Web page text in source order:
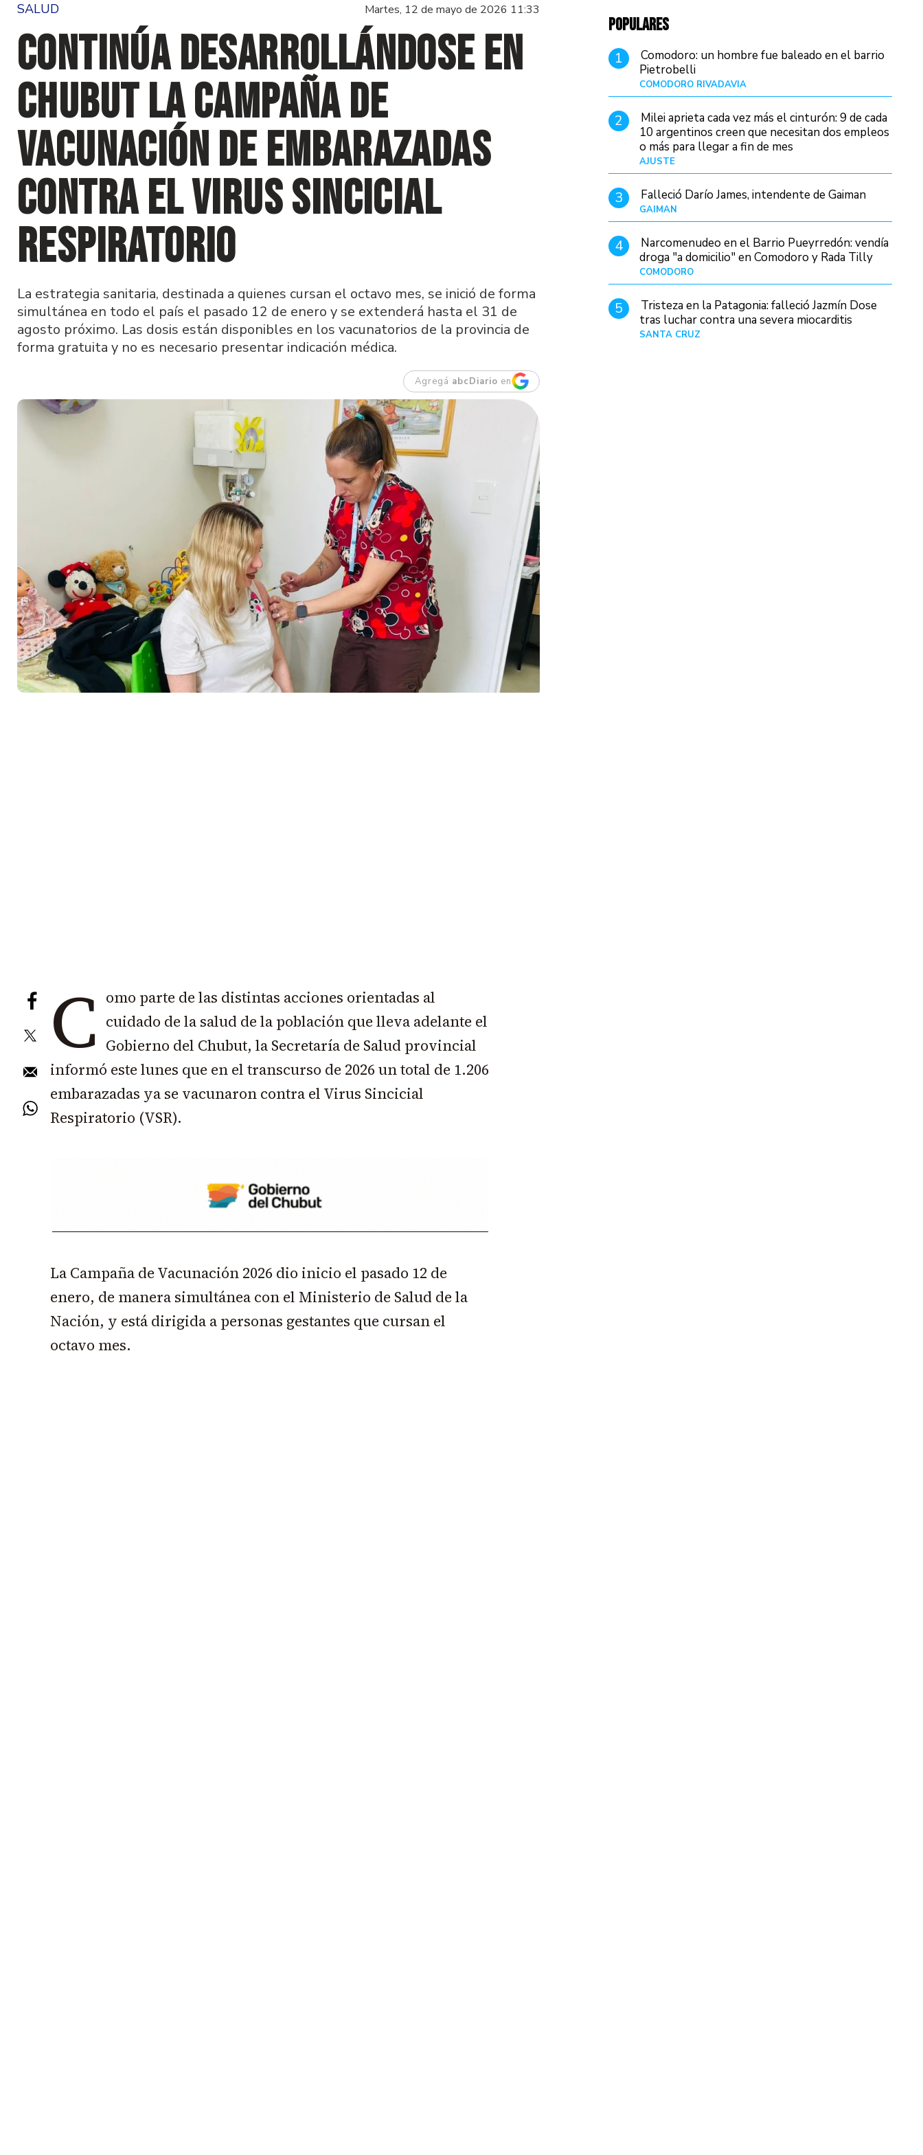
SALUD Martes, 12 de mayo de 2026 11:33
Continúa desarrollándose en
Chubut la Campaña de
Vacunación de embarazadas
contra el Virus Sincicial
Respiratorio
La estrategia sanitaria, destinada a quienes cursan el octavo mes, se inició de forma
simultánea en todo el país el pasado 12 de enero y se extenderá hasta el 31 de
agosto próximo. Las dosis están disponibles en los vacunatorios de la provincia de
forma gratuita y no es necesario presentar indicación médica.
Agregá abcDiario en
C omo parte de las distintas acciones orientadas al
cuidado de la salud de la población que lleva adelante el
Gobierno del Chubut, la Secretaría de Salud provincial
informó este lunes que en el transcurso de 2026 un total de 1.206
embarazadas ya se vacunaron contra el Virus Sincicial
Respiratorio (VSR).
La Campaña de Vacunación 2026 dio inicio el pasado 12 de
enero, de manera simultánea con el Ministerio de Salud de la
Nación, y está dirigida a personas gestantes que cursan el
octavo mes.
POPULARES
1
Comodoro: un hombre fue baleado en el barrio
Pietrobelli
COMODORO RIVADAVIA
2
Milei aprieta cada vez más el cinturón: 9 de cada
10 argentinos creen que necesitan dos empleos
o más para llegar a fin de mes
AJUSTE
3 Falleció Darío James, intendente de Gaiman
GAIMAN
4
Narcomenudeo en el Barrio Pueyrredón: vendía
droga "a domicilio" en Comodoro y Rada Tilly
COMODORO
5
Tristeza en la Patagonia: falleció Jazmín Dose
tras luchar contra una severa miocarditis
SANTA CRUZ